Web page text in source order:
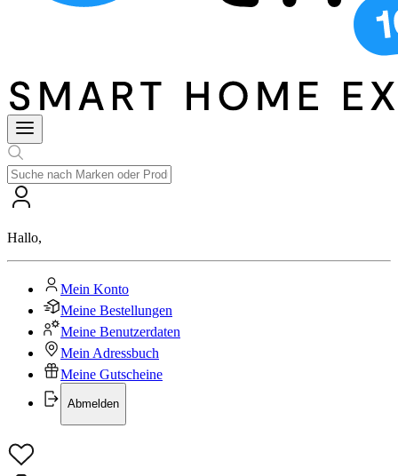
Hallo,
Mein Konto
Meine Bestellungen
Meine Benutzerdaten
Mein Adressbuch
Meine Gutscheine
Abmelden